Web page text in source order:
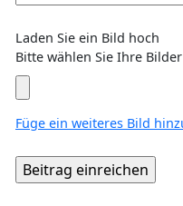
Laden Sie ein Bild hoch
Bitte wählen Sie Ihre
Füge ein weiteres Bild